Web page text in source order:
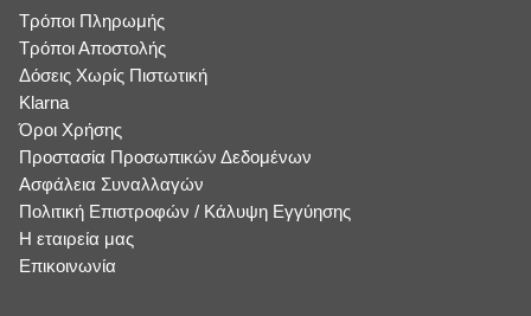
Τρόποι Πληρωμής
Τρόποι Αποστολής
Δόσεις Χωρίς Πιστωτική
Klarna
Όροι Χρήσης
Προστασία Προσωπικών Δεδομένων
Ασφάλεια Συναλλαγών
Πολιτική Επιστροφών / Κάλυψη Εγγύησης
Η εταιρεία μας
Επικοινωνία